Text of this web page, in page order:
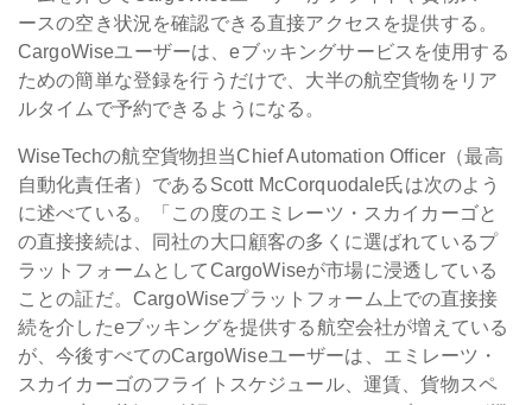
ースの空き状況を確認できる直接アクセスを提供する。
CargoWiseユーザーは、eブッキングサービスを使用する
ための簡単な登録を行うだけで、大半の航空貨物をリア
ルタイムで予約できるようになる。
WiseTechの航空貨物担当Chief Automation Officer（最高
自動化責任者）であるScott McCorquodale氏は次のよう
に述べている。「この度のエミレーツ・スカイカーゴと
の直接接続は、同社の大口顧客の多くに選ばれているプ
ラットフォームとしてCargoWiseが市場に浸透している
ことの証だ。CargoWiseプラットフォーム上での直接接
続を介したeブッキングを提供する航空会社が増えている
が、今後すべてのCargoWiseユーザーは、エミレーツ・
スカイカーゴのフライトスケジュール、運賃、貨物スペ